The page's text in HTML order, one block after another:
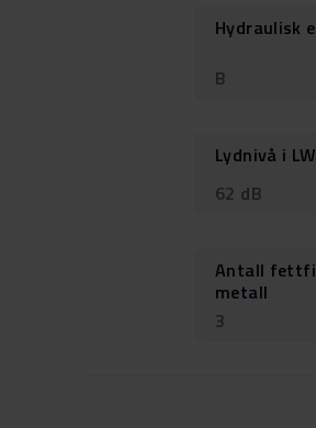
Hydraulisk
B
Lydnivå i
62 dB
Antall
metall
3